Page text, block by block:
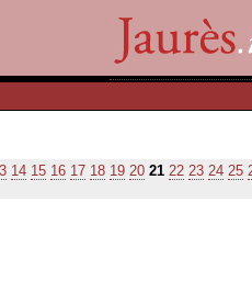
14 15 16 17 18 19 20 21 22 23 24 25